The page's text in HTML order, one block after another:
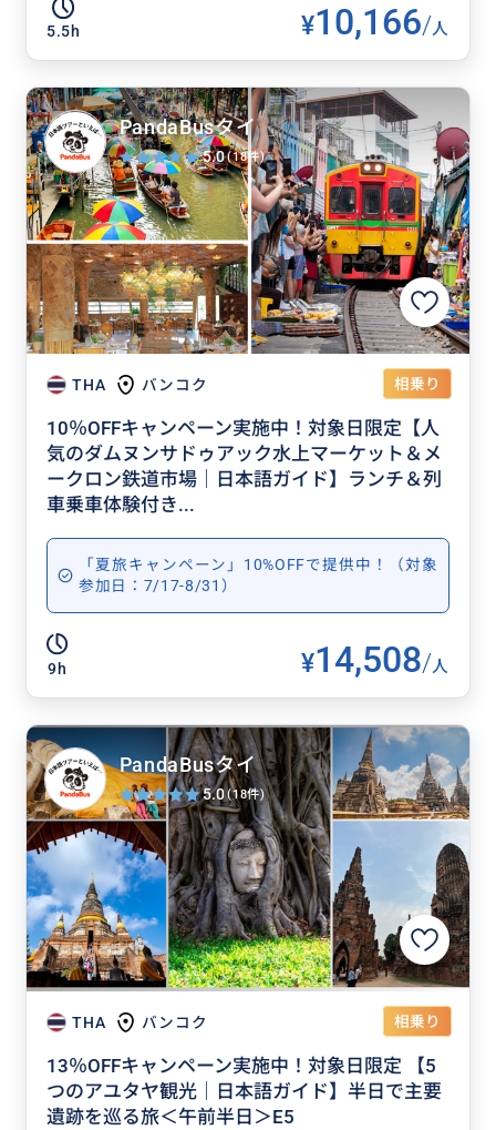
5.5h ¥10,166/人
THA バンコク 相乗り
10％OFFキャンペーン実施中！対象日限定【人
気のダムヌンサドゥアック水上マーケット＆メ
ークロン鉄道市場｜日本語ガイド】ランチ＆列
車乗車体験付き...
「夏旅キャンペーン」10%OFFで提供中！（対象
参加日：7/17-8/31）
9h ¥14,508/人
PandaBusタイ
5.0(18件)
THA バンコク 相乗り
13％OFFキャンペーン実施中！対象日限定 【5
つのアユタヤ観光｜日本語ガイド】半日で主要
遺跡を巡る旅＜午前半日＞E5
PandaBusタイ
5.0(18件)